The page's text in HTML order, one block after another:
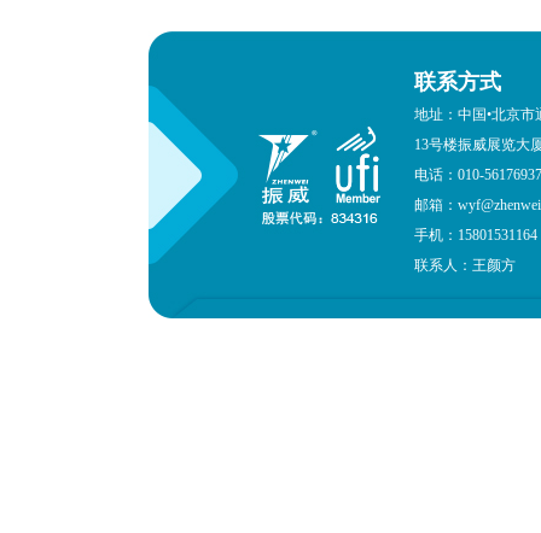
联系方式
地址：中国•北京
13号楼振威展览大
电话：010-
邮箱：
手机：15801531164
联系人：王颜方